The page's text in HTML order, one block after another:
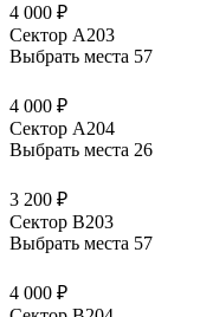
4 000 ₽
Сектор А203
Выбрать места 57
4 000 ₽
Сектор А204
Выбрать места 26
3 200 ₽
Сектор В203
Выбрать места 57
4 000 ₽